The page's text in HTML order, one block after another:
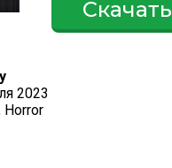
Скачать
2023
Horror